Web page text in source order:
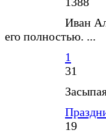
Иван
его полностью. ...
1
31
19